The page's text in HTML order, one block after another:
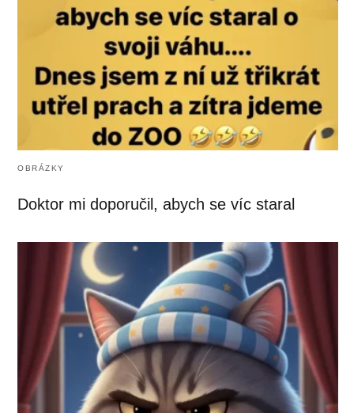
OBRÁZKY
Doktor mi doporučil, abych se víc staral